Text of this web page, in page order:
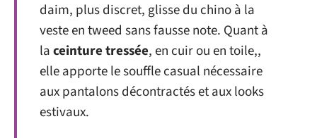
daim, plus discret, glisse du chino à la
veste en tweed sans fausse note. Quant à
laceinture tressée, en cuir ou en toile,,
elle apporte le souffle casual nécessaire
aux pantalons décontractés et aux looks
estivaux.